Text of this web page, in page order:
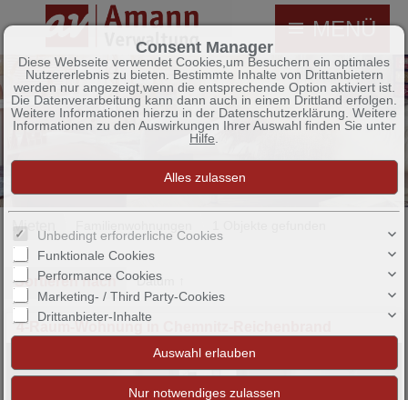
MENÜ
Mieten
Sortieren nach Datum ↑
4-Raum-Wohnung in Chemnitz-Reichenbrand
Consent Manager
Diese Webseite verwendet Cookies,um Besuchern ein optimales
Nutzererlebnis zu bieten. Bestimmte Inhalte von Drittanbietern
werden nur angezeigt,wenn die entsprechende Option aktiviert ist.
Die Datenverarbeitung kann dann auch in einem Drittland erfolgen.
Weitere Informationen hierzu in der Datenschutzerklärung. Weitere
Informationen zu den Auswirkungen Ihrer Auswahl finden Sie unter
Hilfe
Unbedingt erforderliche Cookies
Funktionale Cookies
Performance Cookies
Marketing- / Third Party-Cookies
Drittanbieter-Inhalte